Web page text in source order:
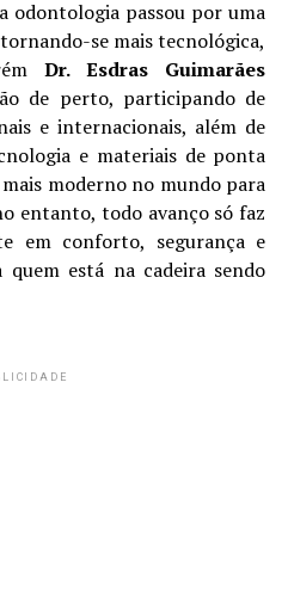
odontologia passou por uma
se mais tecnológica,
Dr. Esdras Guimarães
de perto, participando de
e internacionais, além de
e materiais de ponta
moderno no mundo para
entanto, todo avanço só faz
em conforto, segurança e
quem está na cadeira sendo